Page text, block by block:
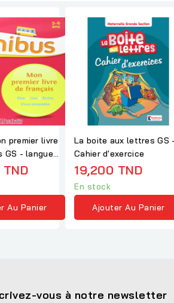
premier livre
GS - langue
Au Panier
La boite aux lettres GS -
Cahier d'exercice
19,200 TND
En stock
Ajouter Au Panier
vous à notre newsletter